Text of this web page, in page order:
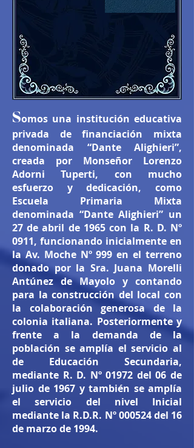
Somos una institución educativa
privada de financiación mixta
denominada “Dante Alighieri”,
creada por Monseñor Lorenzo
Adorni Tuperti, con mucho
esfuerzo y dedicación, como
Escuela Primaria Mixta
denominada “Dante Alighieri” un
27 de abril de 1965 con la R. D. Nº
0911, funcionando inicialmente en
la Av. Moche Nº 999 en el terreno
donado por la Sra. Juana Morelli
Antúnez de Mayolo y contando
para la construcción del local con
la colaboración generosa de la
colonia italiana. Posteriormente y
frente a la demanda de la
población se amplía el servicio al
de Educación Secundaria,
mediante R. D. Nº 01972 del 06 de
julio de 1967 y también se amplía
el servicio del nivel Inicial
mediante la R.D.R. Nº 000524 del 16
de marzo de 1994.